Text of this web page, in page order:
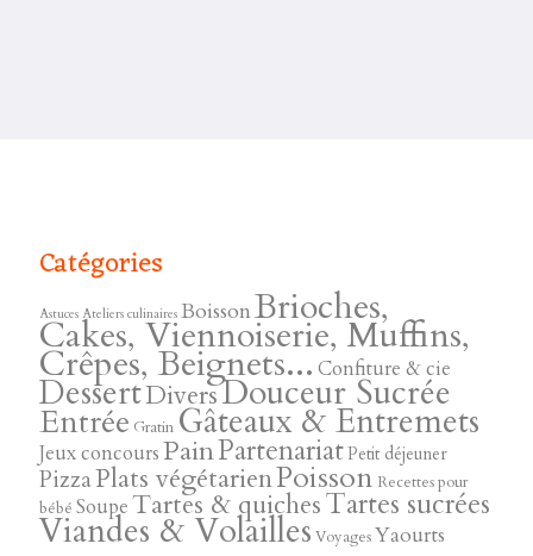
Catégories
Astuces Ateliers culinaires BoissonBrioches,
Cakes, Viennoiserie, Muffins,
Crêpes, Beignets... Confiture & cie
DessertDiversDouceur Sucrée
Entrée Gratin Gâteaux & Entremets
Jeux concoursPainPartenariatPetit déjeuner
PizzaPlats végétarienPoisson Recettes pour
bébé SoupeTartes & quichesTartes sucrées
Viandes & Volailles VoyagesYaourts